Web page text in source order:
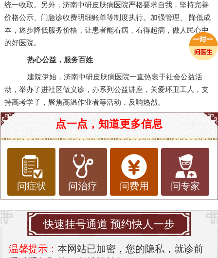
统一收取。另外，济南中研皮肤病医院严格要求自我，坚持完善
价格公示、门急诊收费明细账单等制度执行。加强管理、 降低成
本，逐步降低服务价格，让患者能看病，看得起病，做人民心中
的好医院。
热心公益，服务百姓
建院伊始，济南中研皮肤病医院一直热衷于社会公益活
动，举办了进社区做义诊，办系列公益讲座，关爱环卫工人，支
持高考学子，聚焦高温作业者等活动，反响热烈。
点一点，知道更多信息
问症状 问治疗 问费用 问专家
快速挂号通道 预约快人一步
温馨提示： 本网站已加密，您的隐私，就诊前